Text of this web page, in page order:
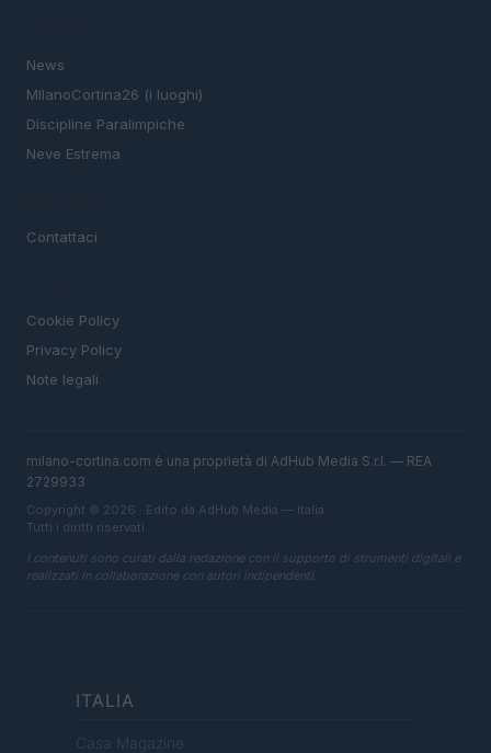
News
MIlanoCortina26 (i luoghi)
Discipline Paralimpiche
Neve Estrema
Contattaci
Cookie Policy
Privacy Policy
Note legali
milano-cortina.com è una proprietà di AdHub Media S.r.l. — REA
2729933
Copyright © 2026 · Edito da AdHub Media — Italia
Tutti i diritti riservati
I contenuti sono curati dalla redazione con il supporto di strumenti digitali e
realizzati in collaborazione con autori indipendenti.
ITALIA
Casa Magazine